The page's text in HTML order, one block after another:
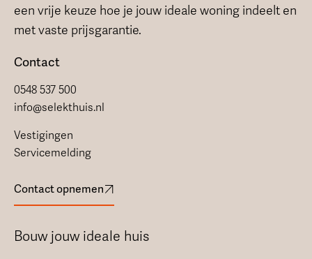
een vrije keuze hoe je jouw ideale woning indeelt en
met vaste prijsgarantie.
Contact
0548 537 500
info@selekthuis.nl
Vestigingen
Servicemelding
Contact opnemen
Bouw jouw ideale huis